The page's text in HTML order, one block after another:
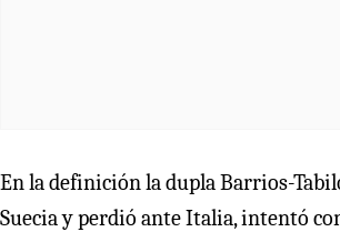
En la definición la dupla Barrios-
Suecia y perdió ante Italia, intentó